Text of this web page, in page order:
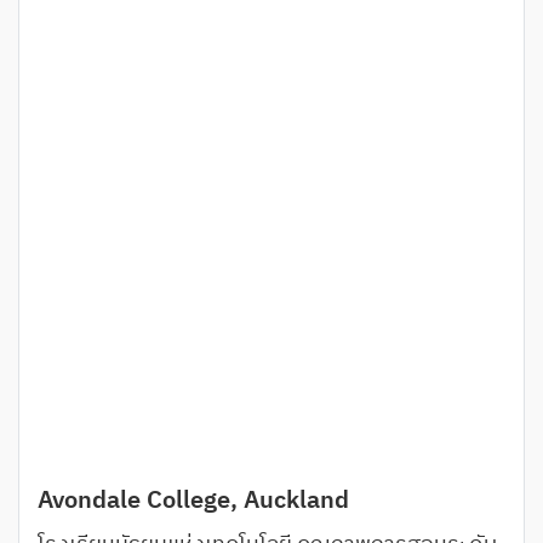
Avondale College, Auckland